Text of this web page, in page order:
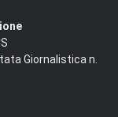
Giornalistica n.